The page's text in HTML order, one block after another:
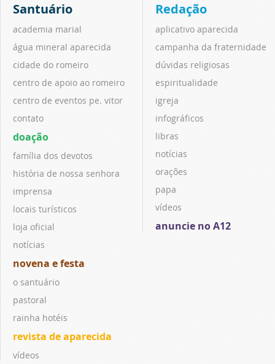
Santuário
academia marial
água mineral aparecida
cidade do romeiro
centro de apoio ao romeiro
centro de eventos pe. vitor
contato
doação
família dos devotos
história de nossa senhora
imprensa
locais turísticos
loja oficial
notícias
novena e festa
o santuário
pastoral
rainha hotéis
revista de aparecida
vídeos
Redação
aplicativo aparecida
campanha da fraternidade
dúvidas religiosas
espiritualidade
igreja
infográficos
libras
notícias
orações
papa
vídeos
anuncie no A12